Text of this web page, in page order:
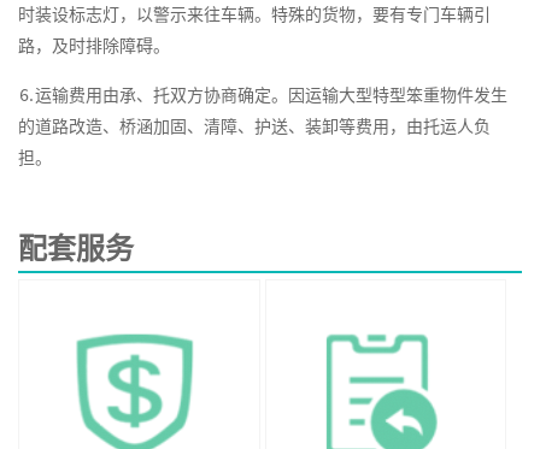
时装设标志灯，以警示来往车辆。特殊的货物，要有专门车辆引
路，及时排除障碍。
⒍运输费用由承、托双方协商确定。因运输大型特型笨重物件发生
的道路改造、桥涵加固、清障、护送、装卸等费用，由托运人负
担。
配套服务